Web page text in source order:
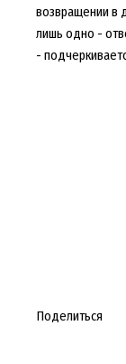
возвращении в
лишь одно -
-
Поделиться